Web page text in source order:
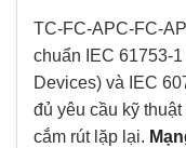
TC-FC-APC-FC-
chuẩn IEC 61753-
Devices) và IEC
đủ yêu cầu kỹ
cắm rút lặp lại.